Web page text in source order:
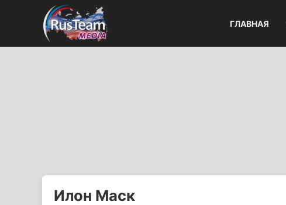
ГЛАВНАЯ
Илон Маск